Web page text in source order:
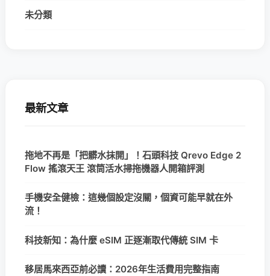
未分類
最新文章
拖地不再是「把髒水抹開」！石頭科技 Qrevo Edge 2
Flow 搖滾天王 滾筒活水掃拖機器人開箱評測
手機安全健檢：這幾個設定沒關，個資可能早就在外
流！
科技新知：為什麼 eSIM 正逐漸取代傳統 SIM 卡
移居馬來西亞前必讀：2026年生活費用完整指南